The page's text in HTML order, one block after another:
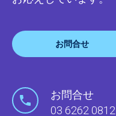
お問合せ
お問合せ
03 6262 0812